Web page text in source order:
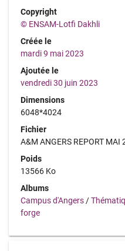
Copyright
© ENSAM-Lotfi Dakhli
Créée le
mardi 9 mai 2023
Ajoutée le
vendredi 30 juin 2023
Dimensions
6048*4024
Fichier
A&M ANGERS REPORT MAI
Poids
13566 Ko
Albums
Campus d'Angers /
forge